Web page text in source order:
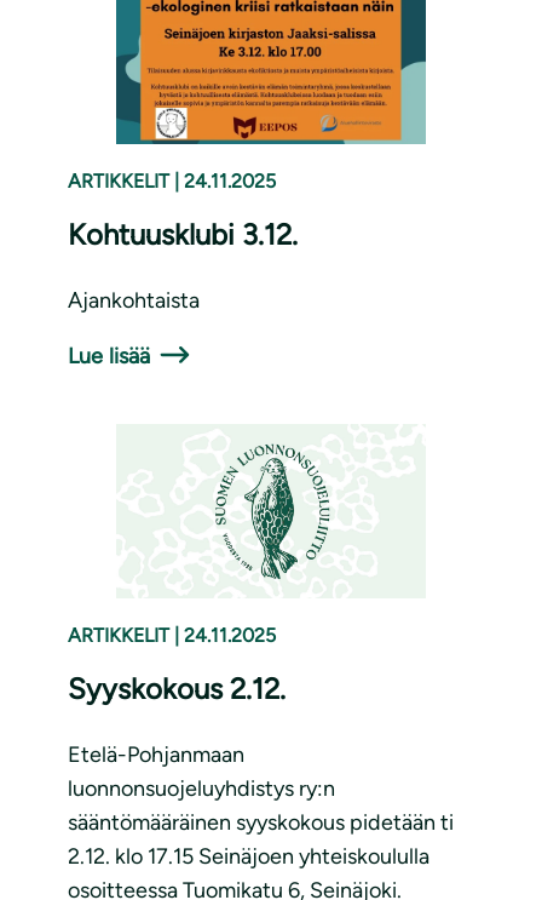
ARTIKKELIT 24.11.2025
Kohtuusklubi 3.12.
Ajankohtaista
Lue lisää
ARTIKKELIT 24.11.2025
Syyskokous 2.12.
Etelä-Pohjanmaan
luonnonsuojeluyhdistys ry:n
sääntömääräinen syyskokous pidetään ti
2.12. klo 17.15 Seinäjoen yhteiskoululla
osoitteessa Tuomikatu 6, Seinäjoki.